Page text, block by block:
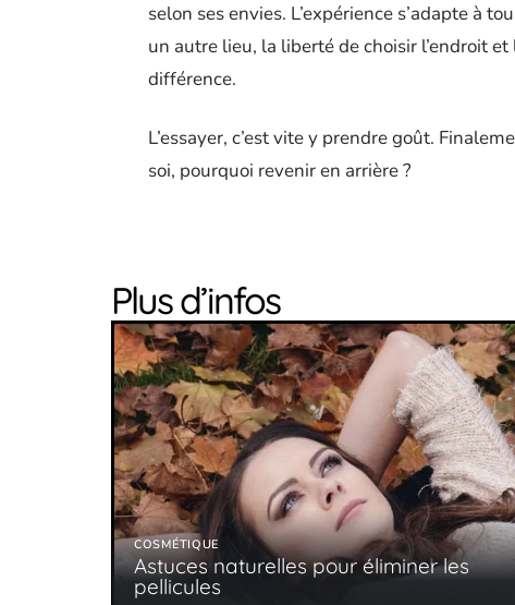
selon ses envies. L’expérience s’adapte à
un autre lieu, la liberté de choisir l’endroit
différence.
L’essayer, c’est vite y prendre goût.
soi, pourquoi revenir en arrière ?
Plus d’infos
COSMÉTIQUE
Astuces naturelles pour éliminer les
pellicules